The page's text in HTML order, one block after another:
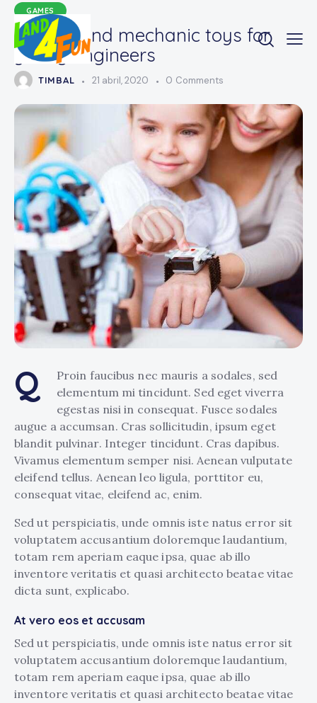
GAMES
Robots and mechanic toys for
young engineers
TIMBAL 21 abril, 2020 0 Comments
Q
Proin faucibus nec mauris a sodales, sed
elementum mi tincidunt. Sed eget viverra
egestas nisi in consequat. Fusce sodales
augue a accumsan. Cras sollicitudin, ipsum eget
blandit pulvinar. Integer tincidunt. Cras dapibus.
Vivamus elementum semper nisi. Aenean vulputate
eleifend tellus. Aenean leo ligula, porttitor eu,
consequat vitae, eleifend ac, enim.
Sed ut perspiciatis, unde omnis iste natus error sit
voluptatem accusantium doloremque laudantium,
totam rem aperiam eaque ipsa, quae ab illo
inventore veritatis et quasi architecto beatae vitae
dicta sunt, explicabo.
At vero eos et accusam
Sed ut perspiciatis, unde omnis iste natus error sit
voluptatem accusantium doloremque laudantium,
totam rem aperiam eaque ipsa, quae ab illo
inventore veritatis et quasi architecto beatae vitae